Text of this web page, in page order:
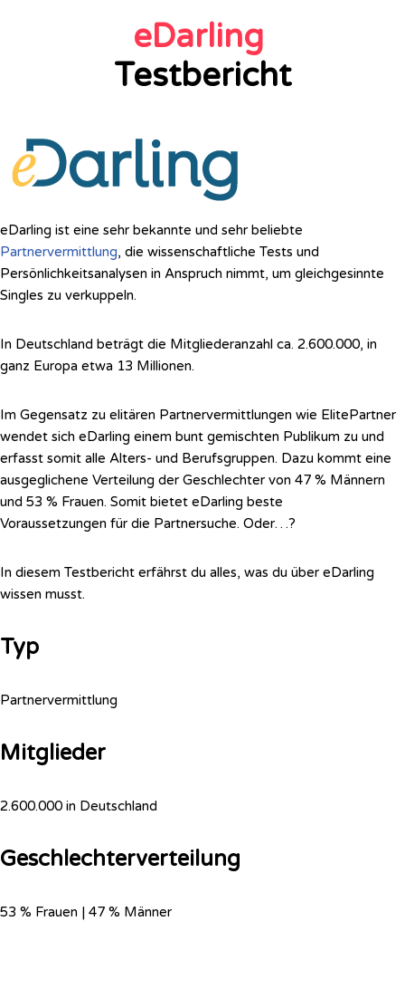
eDarling
Testbericht
eDarling ist eine sehr bekannte und sehr beliebte
Partnervermittlung, die wissenschaftliche Tests und
Persönlichkeitsanalysen in Anspruch nimmt, um gleichgesinnte
Singles zu verkuppeln.
In Deutschland beträgt die Mitgliederanzahl ca. 2.600.000, in
ganz Europa etwa 13 Millionen.
Im Gegensatz zu elitären Partnervermittlungen wie ElitePartner
wendet sich eDarling einem bunt gemischten Publikum zu und
erfasst somit alle Alters- und Berufsgruppen. Dazu kommt eine
ausgeglichene Verteilung der Geschlechter von 47 % Männern
und 53 % Frauen. Somit bietet eDarling beste
Voraussetzungen für die Partnersuche. Oder…?
In diesem Testbericht erfährst du alles, was du über eDarling
wissen musst.
Typ
Partnervermittlung
Mitglieder
2.600.000 in Deutschland
Geschlechterverteilung
53 % Frauen | 47 % Männer